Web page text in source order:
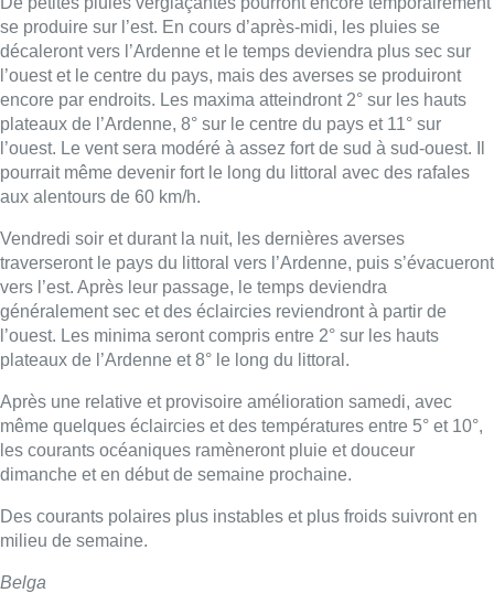
se produire sur l’est. En cours d’après-midi, les pluies se
décaleront vers l’Ardenne et le temps deviendra plus sec sur
l’ouest et le centre du pays, mais des averses se produiront
encore par endroits. Les maxima atteindront 2° sur les hauts
plateaux de l’Ardenne, 8° sur le centre du pays et 11° sur
l’ouest. Le vent sera modéré à assez fort de sud à sud-ouest. Il
pourrait même devenir fort le long du littoral avec des rafales
aux alentours de 60 km/h.
Vendredi soir et durant la nuit, les dernières averses
traverseront le pays du littoral vers l’Ardenne, puis s’évacueront
vers l’est. Après leur passage, le temps deviendra
généralement sec et des éclaircies reviendront à partir de
l’ouest. Les minima seront compris entre 2° sur les hauts
plateaux de l’Ardenne et 8° le long du littoral.
Après une relative et provisoire amélioration samedi, avec
même quelques éclaircies et des températures entre 5° et 10°,
les courants océaniques ramèneront pluie et douceur
dimanche et en début de semaine prochaine.
Des courants polaires plus instables et plus froids suivront en
milieu de semaine.
Belga